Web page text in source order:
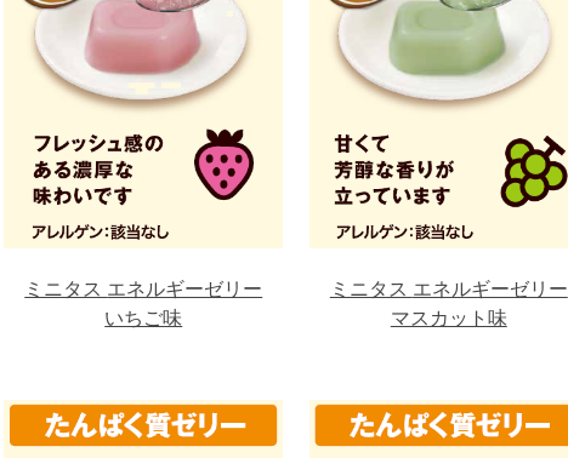
ミニタス エネルギーゼリー
いちご味
ミニタス エネルギーゼリー
マスカット味